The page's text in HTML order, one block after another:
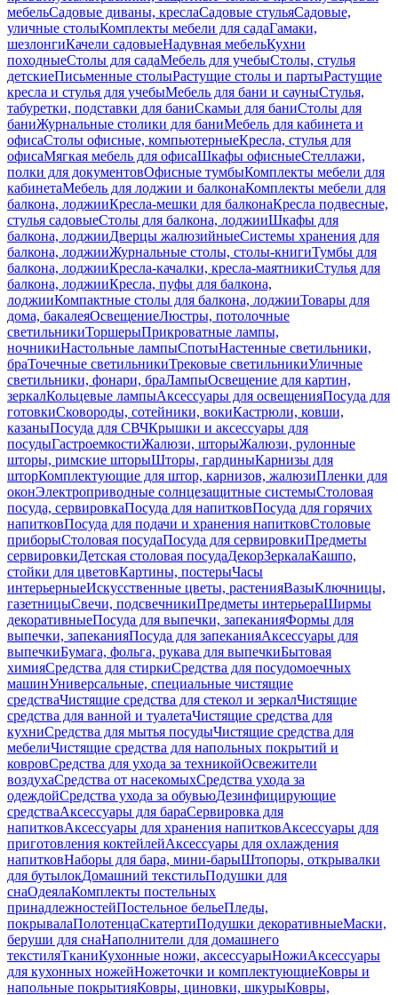
мебельСадовые диваны, креслаСадовые стульяСадовые,
уличные столыКомплекты мебели для садаГамаки,
шезлонгиКачели садовыеНадувная мебельКухни
походныеСтолы для садаМебель для учебыСтолы, стулья
детскиеПисьменные столыРастущие столы и партыРастущие
кресла и стулья для учебыМебель для бани и сауныСтулья,
табуретки, подставки для баниСкамьи для баниСтолы для
баниЖурнальные столики для баниМебель для кабинета и
офисаСтолы офисные, компьютерныеКресла, стулья для
офисаМягкая мебель для офисаШкафы офисныеСтеллажи,
полки для документовОфисные тумбыКомплекты мебели для
кабинетаМебель для лоджии и балконаКомплекты мебели для
балкона, лоджииКресла-мешки для балконаКресла подвесные,
стулья садовыеСтолы для балкона, лоджииШкафы для
балкона, лоджииДверцы жалюзийныеСистемы хранения для
балкона, лоджииЖурнальные столы, столы-книгиТумбы для
балкона, лоджииКресла-качалки, кресла-маятникиСтулья для
балкона, лоджииКресла, пуфы для балкона,
лоджииКомпактные столы для балкона, лоджииТовары для
дома, бакалеяОсвещениеЛюстры, потолочные
светильникиТоршерыПрикроватные лампы,
ночникиНастольные лампыСпотыНастенные светильники,
браТочечные светильникиТрековые светильникиУличные
светильники, фонари, браЛампыОсвещение для картин,
зеркалКольцевые лампыАксессуары для освещенияПосуда для
готовкиСковороды, сотейники, вокиКастрюли, ковши,
казаныПосуда для СВЧКрышки и аксессуары для
посудыГастроемкостиЖалюзи, шторыЖалюзи, рулонные
шторы, римские шторыШторы, гардиныКарнизы для
шторКомплектующие для штор, карнизов, жалюзиПленки для
оконЭлектроприводные солнцезащитные системыСтоловая
посуда, сервировкаПосуда для напитковПосуда для горячих
напитковПосуда для подачи и хранения напитковСтоловые
приборыСтоловая посудаПосуда для сервировкиПредметы
сервировкиДетская столовая посудаДекорЗеркалаКашпо,
стойки для цветовКартины, постерыЧасы
интерьерныеИскусственные цветы, растенияВазыКлючницы,
газетницыСвечи, подсвечникиПредметы интерьераШирмы
декоративныеПосуда для выпечки, запеканияФормы для
выпечки, запеканияПосуда для запеканияАксессуары для
выпечкиБумага, фольга, рукава для выпечкиБытовая
химияСредства для стиркиСредства для посудомоечных
машинУниверсальные, специальные чистящие
средстваЧистящие средства для стекол и зеркалЧистящие
средства для ванной и туалетаЧистящие средства для
кухниСредства для мытья посудыЧистящие средства для
мебелиЧистящие средства для напольных покрытий и
ковровСредства для ухода за техникойОсвежители
воздухаСредства от насекомыхСредства ухода за
одеждойСредства ухода за обувьюДезинфицирующие
средстваАксессуары для бараСервировка для
напитковАксессуары для хранения напитковАксессуары для
приготовления коктейлейАксессуары для охлаждения
напитковНаборы для бара, мини-барыШтопоры, открывалки
для бутылокДомашний текстильПодушки для
снаОдеялаКомплекты постельных
принадлежностейПостельное бельеПледы,
покрывалаПолотенцаСкатертиПодушки декоративныеМаски,
беруши для снаНаполнители для домашнего
текстиляТканиКухонные ножи, аксессуарыНожиАксессуары
для кухонных ножейНожеточки и комплектующиеКовры и
напольные покрытияКовры, циновки, шкурыКовры,